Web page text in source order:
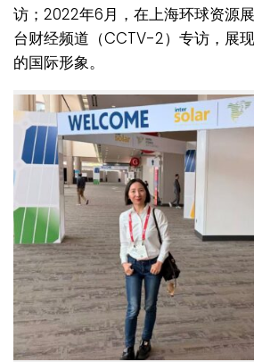
访；2022年6月，在上海环球资源
台财经频道（CCTV-2）专访，展
的国际形象。